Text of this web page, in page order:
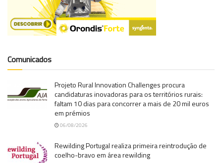
Comunicados
Projeto Rural Innovation Challenges procura
candidaturas inovadoras para os territórios rurais:
faltam 10 dias para concorrer a mais de 20 mil euros
em prémios
06/08/2026
Rewilding Portugal realiza primeira reintrodução de
coelho-bravo em área rewilding